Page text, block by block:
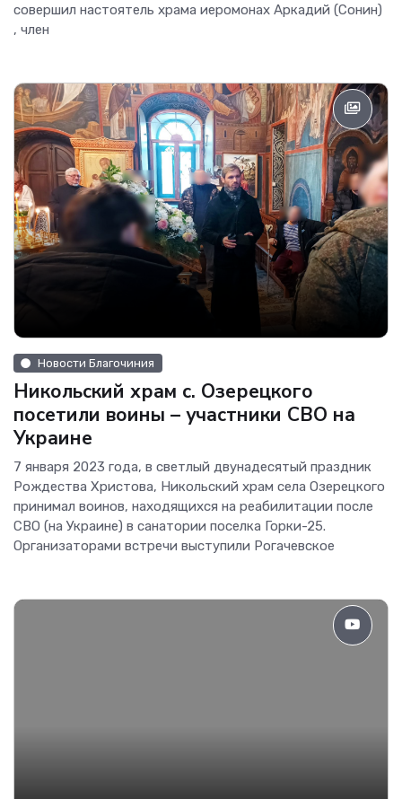
совершил настоятель храма иеромонах Аркадий (Сонин)
, член
Новости Благочиния
Никольский храм с. Озерецкого
посетили воины – участники СВО на
Украине
7 января 2023 года, в светлый двунадесятый праздник
Рождества Христова, Никольский храм села Озерецкого
принимал воинов, находящихся на реабилитации после
СВО (на Украине) в санатории поселка Горки-25.
Организаторами встречи выступили Рогачевское